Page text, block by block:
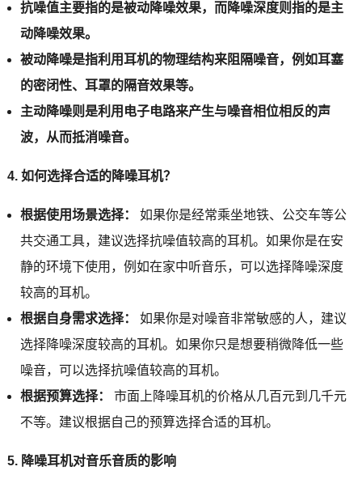
抗噪值主要指的是被动降噪效果，而降噪深度则指的是主
动降噪效果。
被动降噪是指利用耳机的物理结构来阻隔噪音，例如耳塞
的密闭性、耳罩的隔音效果等。
主动降噪则是利用电子电路来产生与噪音相位相反的声
波，从而抵消噪音。
4. 如何选择合适的降噪耳机？
根据使用场景选择：
如果你是经常乘坐地铁、公交车等公
共交通工具，建议选择抗噪值较高的耳机。如果你是在安
静的环境下使用，例如在家中听音乐，可以选择降噪深度
较高的耳机。
根据自身需求选择：
如果你是对噪音非常敏感的人，建议
选择降噪深度较高的耳机。如果你只是想要稍微降低一些
噪音，可以选择抗噪值较高的耳机。
根据预算选择：
市面上降噪耳机的价格从几百元到几千元
不等。建议根据自己的预算选择合适的耳机。
5. 降噪耳机对音乐音质的影响